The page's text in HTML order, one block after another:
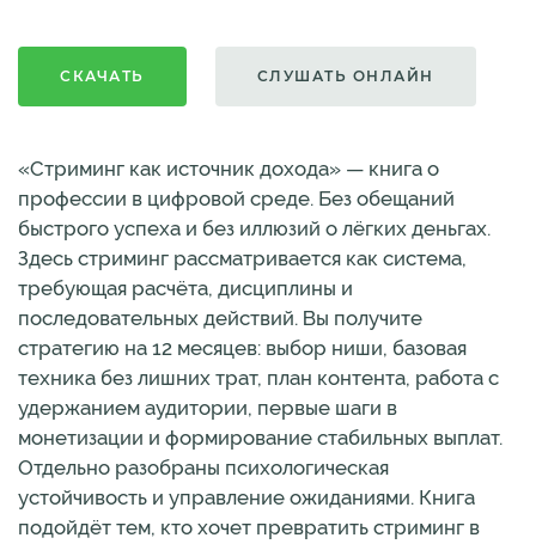
СКАЧАТЬ СЛУШАТЬ ОНЛАЙН
«Стриминг как источник дохода» — книга о
профессии в цифровой среде. Без обещаний
быстрого успеха и без иллюзий о лёгких деньгах.
Здесь стриминг рассматривается как система,
требующая расчёта, дисциплины и
последовательных действий. Вы получите
стратегию на 12 месяцев: выбор ниши, базовая
техника без лишних трат, план контента, работа с
удержанием аудитории, первые шаги в
монетизации и формирование стабильных выплат.
Отдельно разобраны психологическая
устойчивость и управление ожиданиями. Книга
подойдёт тем, кто хочет превратить стриминг в